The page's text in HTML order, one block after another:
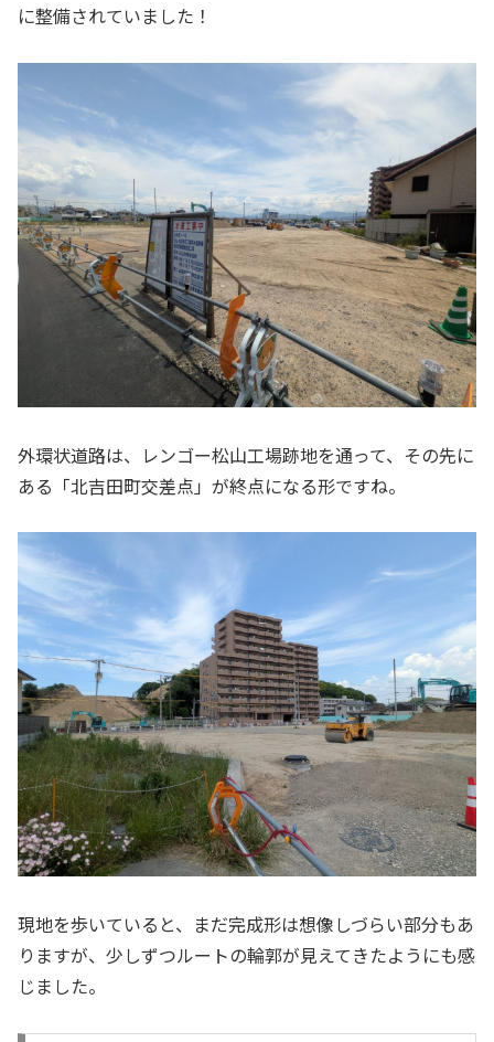
に整備されていました！
外環状道路は、レンゴー松山工場跡地を通って、その先に
ある「北吉田町交差点」が終点になる形ですね。
現地を歩いていると、まだ完成形は想像しづらい部分もあ
りますが、少しずつルートの輪郭が見えてきたようにも感
じました。